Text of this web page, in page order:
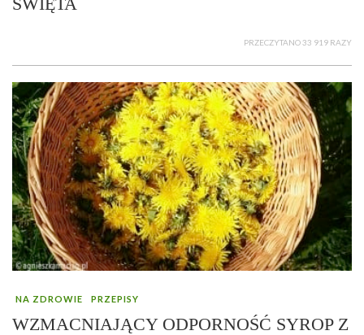
PRZECZYTANO 33 919 RAZY
NA ZDROWIE PRZEPISY
WZMACNIAJĄCY ODPORNOŚĆ SYROP Z